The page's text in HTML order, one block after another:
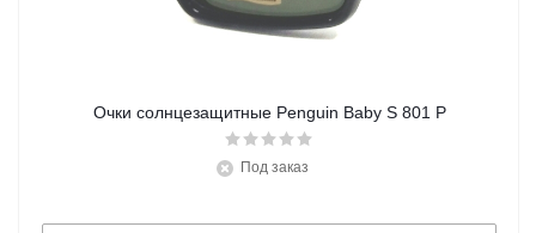
Очки солнцезащитные Penguin Baby S 801 P
Под заказ